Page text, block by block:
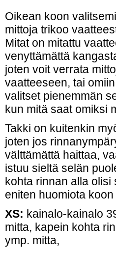
Oikean koon
mittoja trikoo
Mitat on mitattu
venyttämättä
joten voit verrata
vaatteeseen, tai
valitset pienemmän
kun mitä saat omiksi
Takki on kuitenkin
joten jos
välttämättä haittaa,
istuu sieltä selän
kohta rinnan alla olisi
eniten huomiota
XS: kainalo-kainalo
mitta, kapein kohta
ymp. mitta,